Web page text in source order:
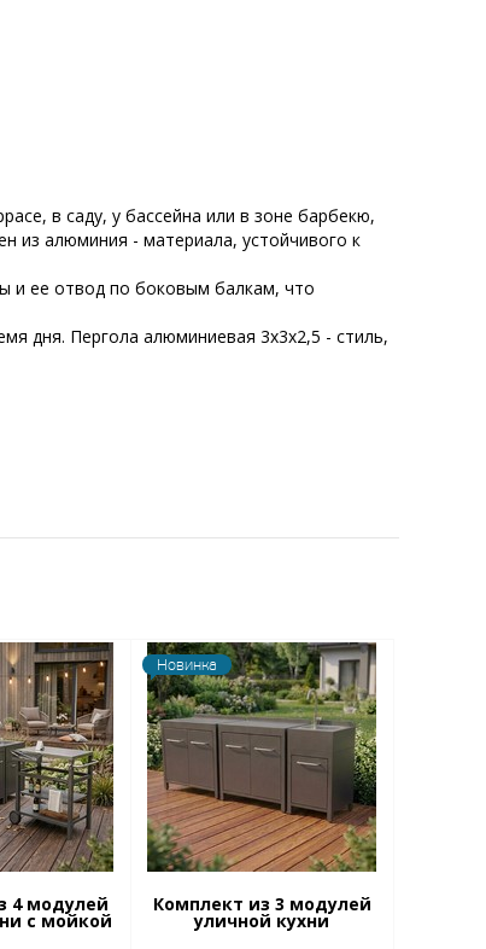
в саду, у бассейна или в зоне барбекю,
из алюминия - материала, устойчивого к
и ее отвод по боковым балкам, что
дня. Пергола алюминиевая 3х3х2,5 - стиль,
4 модулей
с мойкой
Новинка
Комплект из 3 модулей
уличной кухни